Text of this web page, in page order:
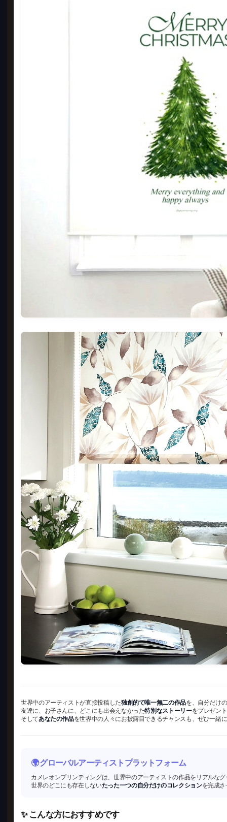
世界中のアーティストが直接投稿した独創的で唯一無二の作品を、自分だけ
友達に、お子さんに、どこにも出会えなかった特別なストーリーをプレゼン
そしてあなたの作品を世界中の人々にお披露目できるチャンスも、ぜひ一緒
🌍 グローバルアーティストプラットフォーム
カメレオンプリンティングは、世界中のアーティストの作品をリアルな
世界のどこにも存在しないたった一つの自分だけのコレクションを完成
✨ こんな方におすすめです